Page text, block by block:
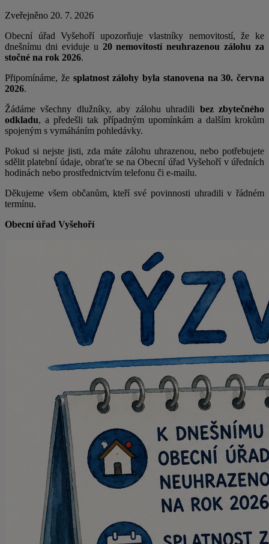
Zveřejněno 20. 7. 2026
Obecní úřad Vyšehoří upozorňuje vlastníky nemovitostí, že ke
dnešnímu dni eviduje u 20 nemovitostí neuhrazenou zálohu za
stočné na rok 2026.
Připomínáme, že splatnost zálohy byla stanovena na 30. června
2026.
Žádáme všechny dlužníky, aby zálohu uhradili bez zbytečného
odkladu, a předešli tak případným upomínkám a dalším krokům
spojeným s vymáháním pohledávky.
Pokud si nejste jisti, zda máte zálohu uhrazenou, nebo potřebujete
sdělit platební údaje, obraťte se na Obecní úřad Vyšehoří v úředních
hodinách nebo prostřednictvím telefonu či e-mailu.
Děkujeme všem občanům, kteří své povinnosti uhradili v řádném
termínu.
Obecní úřad Vyšehoří